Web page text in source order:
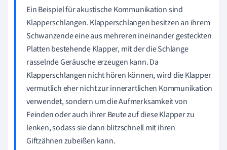
Ein Beispiel für akustische Kommunikation sind
Klapperschlangen. Klapperschlangen besitzen an ihrem
Schwanzende eine aus mehreren ineinander gesteckten
Platten bestehende Klapper, mit der die Schlange
rasselnde Geräusche erzeugen kann. Da
Klapperschlangen nicht hören können, wird die Klapper
vermutlich eher nicht zur innerartlichen Kommunikation
verwendet, sondern um die Aufmerksamkeit von
Feinden oder auch ihrer Beute auf diese Klapper zu
lenken, sodass sie dann blitzschnell mit ihren
Giftzähnen zubeißen kann.